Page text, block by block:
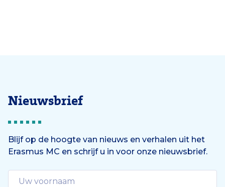
Nieuwsbrief
Blijf op de hoogte van nieuws en verhalen uit het
Erasmus MC en schrijf u in voor onze nieuwsbrief.